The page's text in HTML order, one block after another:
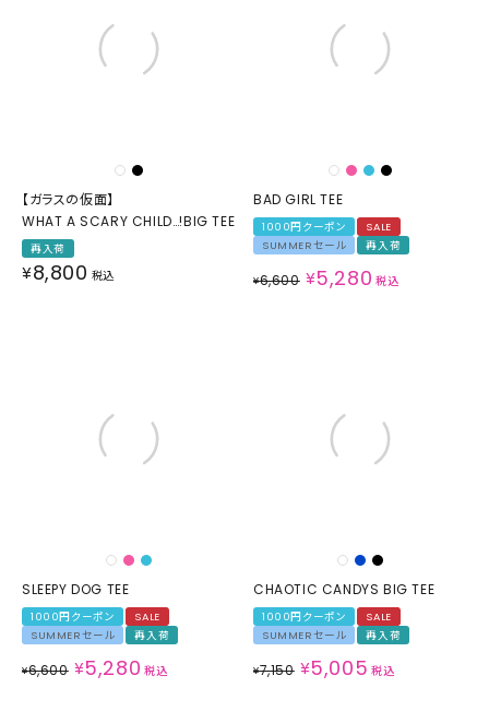
【ガラスの仮面】
WHAT A SCARY CHILD…!BIG TEE
再入荷
¥8,800 税込
BAD GIRL TEE
1000円クーポン
SALE
SUMMERセール
再入荷
¥6,600 ¥5,280 税込
SLEEPY DOG TEE
1000円クーポン
SALE
SUMMERセール
再入荷
¥6,600 ¥5,280 税込
CHAOTIC CANDYS BIG TEE
1000円クーポン
SALE
SUMMERセール
再入荷
¥7,150 ¥5,005 税込